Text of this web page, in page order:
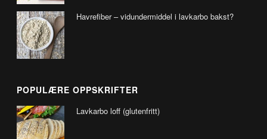
Havrefiber – vidundermiddel i lavkarbo bakst?
POPULÆRE OPPSKRIFTER
Lavkarbo loff (glutenfritt)